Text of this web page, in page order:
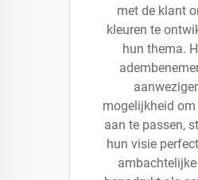
met de klant
kleuren te
hun thema.
mogelijkheid
aan te passen,
hun visie